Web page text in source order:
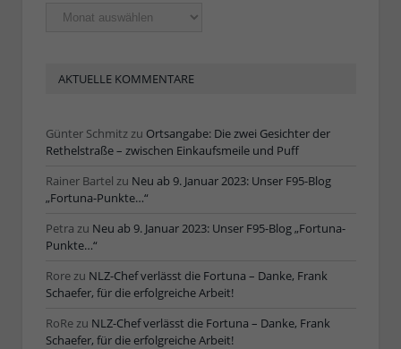
Ältere
Artikel
AKTUELLE KOMMENTARE
Günter Schmitzzu Ortsangabe: Die zwei Gesichter der
Rethelstraße – zwischen Einkaufsmeile und Puff
Rainer Bartel zu Neu ab 9. Januar 2023: Unser F95-Blog
„Fortuna-Punkte…“
Petra zu Neu ab 9. Januar 2023: Unser F95-Blog „Fortuna-
Punkte…“
Rorezu NLZ-Chef verlässt die Fortuna – Danke, Frank
Schaefer, für die erfolgreiche Arbeit!
RoRezu NLZ-Chef verlässt die Fortuna – Danke, Frank
Schaefer, für die erfolgreiche Arbeit!